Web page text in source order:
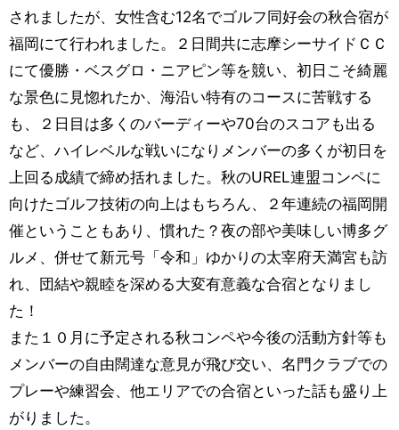
されましたが、女性含む12名でゴルフ同好会の秋合宿が
福岡にて行われました。２日間共に志摩シーサイドＣＣ
にて優勝・ベスグロ・ニアピン等を競い、初日こそ綺麗
な景色に見惚れたか、海沿い特有のコースに苦戦する
も、２日目は多くのバーディーや70台のスコアも出る
など、ハイレベルな戦いになりメンバーの多くが初日を
上回る成績で締め括れました。秋のUREL連盟コンペに
向けたゴルフ技術の向上はもちろん、２年連続の福岡開
催ということもあり、慣れた？夜の部や美味しい博多グ
ルメ、併せて新元号「令和」ゆかりの太宰府天満宮も訪
れ、団結や親睦を深める大変有意義な合宿となりまし
た！
また１０月に予定される秋コンペや今後の活動方針等も
メンバーの自由闊達な意見が飛び交い、名門クラブでの
プレーや練習会、他エリアでの合宿といった話も盛り上
がりました。